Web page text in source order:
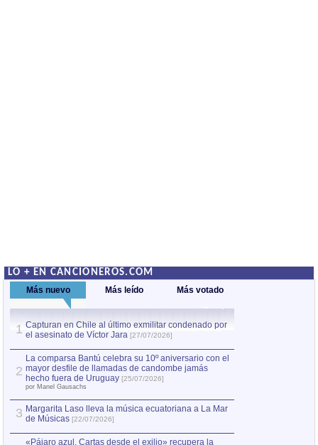
LO + EN CANCIONEROS.COM
Más nuevo Más leído Más votado
1 Capturan en Chile al último exmilitar condenado por
el asesinato de Víctor Jara [27/07/2026]
2
La comparsa Bantú celebra su 10º aniversario con el
mayor desfile de llamadas de candombe jamás
hecho fuera de Uruguay [25/07/2026]
por Manel Gausachs
3 Margarita Laso lleva la música ecuatoriana a La Mar
de Músicas [22/07/2026]
«Pájaro azul. Cartas desde el exilio» recupera la